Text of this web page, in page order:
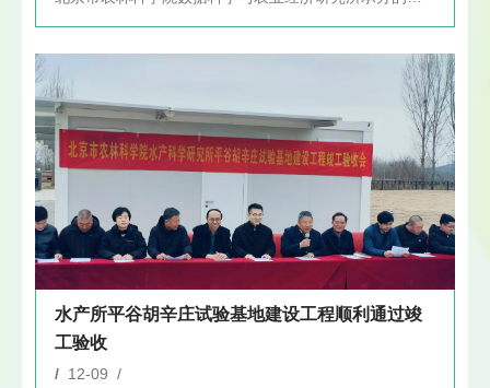
水产所平谷胡辛庄试验基地建设工程顺利通过竣
工验收
/ 12-09 /